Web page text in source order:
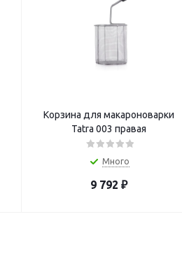
Корзина для макароноварки
Tatra 003 правая
Много
9 792 ₽